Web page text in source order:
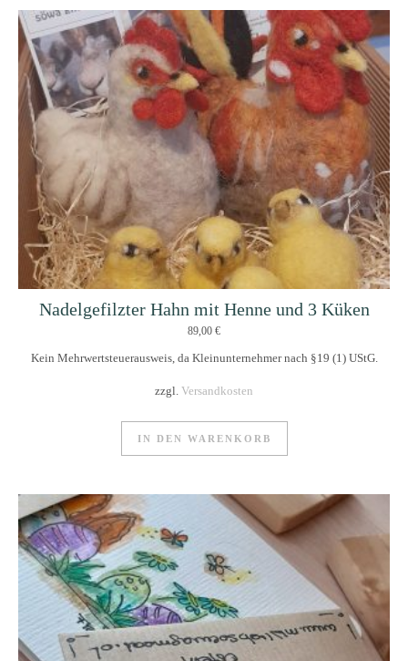
Nadelgefilzter Hahn mit Henne und 3 Küken
89,00 €
Kein Mehrwertsteuerausweis, da Kleinunternehmer nach §19 (1) UStG.
zzgl. Versandkosten
IN DEN WARENKORB